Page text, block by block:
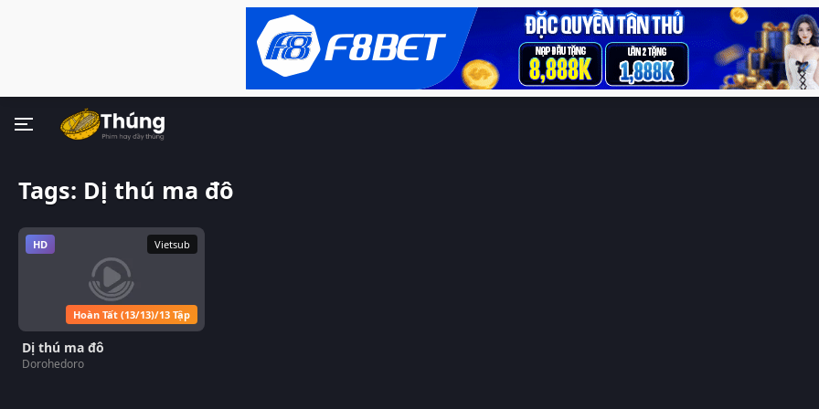
Tags: Dị thú ma đô
HD Vietsub
Hoàn Tất (13/13)/13 Tập
Dị thú ma đô
Dorohedoro